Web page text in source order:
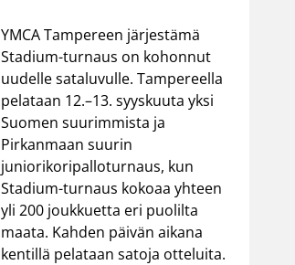
YMCA Tampereen järjestämä
Stadium-turnaus on kohonnut
uudelle sataluvulle. Tampereella
pelataan 12.–13. syyskuuta yksi
Suomen suurimmista ja
Pirkanmaan suurin
juniorikoripalloturnaus, kun
Stadium-turnaus kokoaa yhteen
yli 200 joukkuetta eri puolilta
maata. Kahden päivän aikana
kentillä pelataan satoja otteluita.